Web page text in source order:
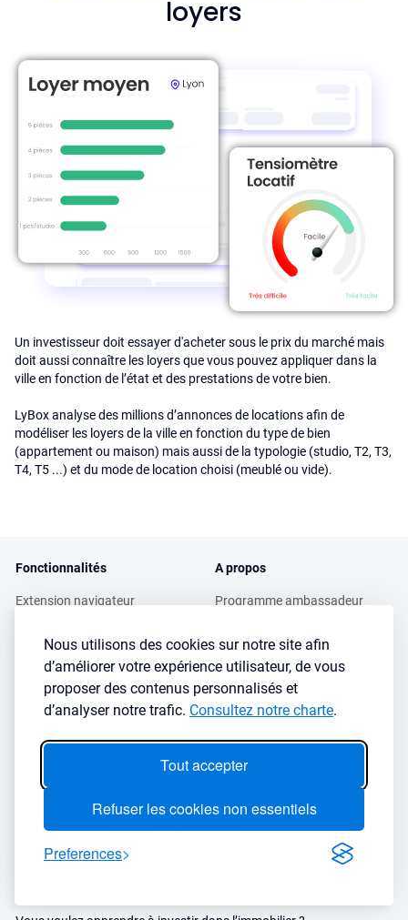
Nous utilisons des cookies sur notre site afin
d’améliorer votre expérience utilisateur, de vous
proposer des contenus personnalisés et
d’analyser notre trafic. Consultez notre charte.
Tout accepter
Refuser les cookies non essentiels
Preferences
loyers
Un investisseur doit essayer d'acheter sous le prix du marché mais
doit aussi connaître les loyers que vous pouvez appliquer dans la
ville en fonction de l’état et des prestations de votre bien.
LyBox analyse des millions d’annonces de locations afin de
modéliser les loyers de la ville en fonction du type de bien
(appartement ou maison) mais aussi de la typologie (studio, T2, T3,
T4, T5 ...) et du mode de location choisi (meublé ou vide).
Fonctionnalités
Extension navigateur
locatif
Moteur de recherche immobilier
Analyse de ville
Blog investissement
A propos
Programme ambassadeur
Podcasts et Interviews
Presse
FAQ
Stratégie de location
Guide immobilier
Gestion locative
Finance de l'immobilier